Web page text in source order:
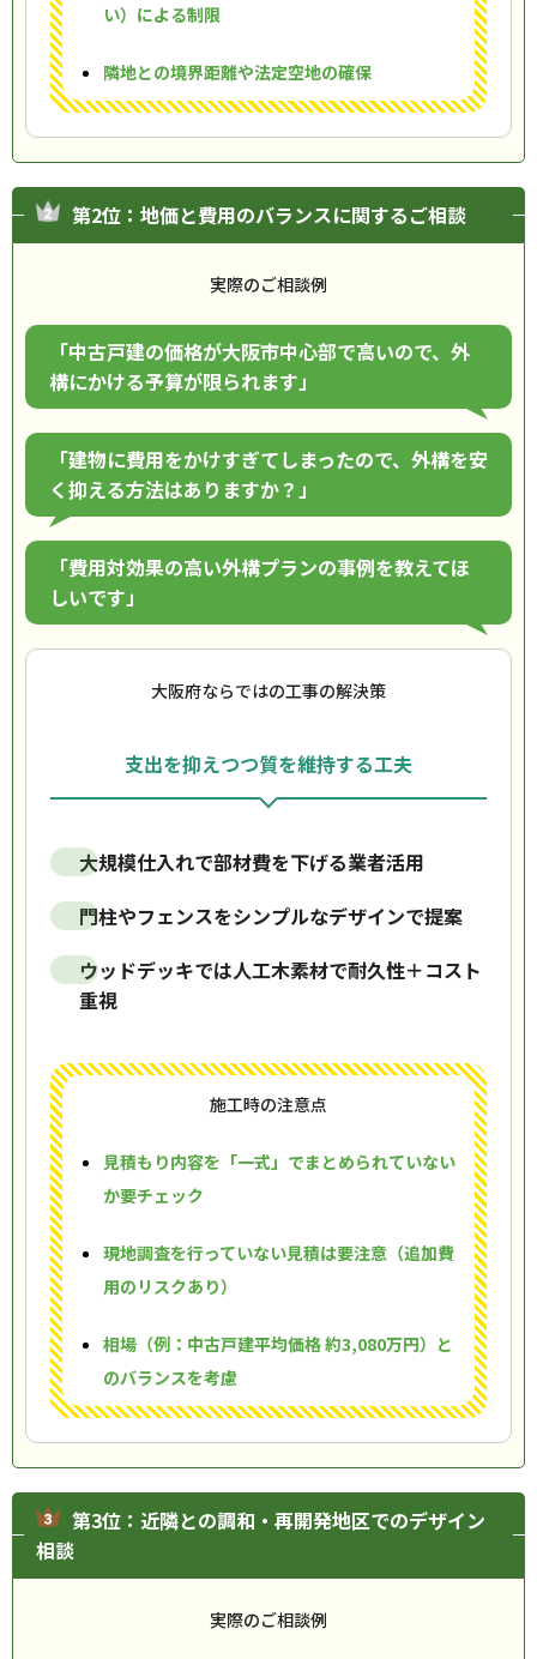
い）による制限
隣地との境界距離や法定空地の確保
第2位：地価と費用のバランスに関するご相談
実際のご相談例
「中古戸建の価格が大阪市中心部で高いので、外
構にかける予算が限られます」
「建物に費用をかけすぎてしまったので、外構を安
く抑える方法はありますか？」
「費用対効果の高い外構プランの事例を教えてほ
しいです」
大阪府ならではの工事の解決策
支出を抑えつつ質を維持する工夫
大規模仕入れで部材費を下げる業者活用
門柱やフェンスをシンプルなデザインで提案
ウッドデッキでは人工木素材で耐久性＋コスト
重視
施工時の注意点
見積もり内容を「一式」でまとめられていない
か要チェック
現地調査を行っていない見積は要注意（追加費
用のリスクあり）
相場（例：中古戸建平均価格 約3,080万円）と
のバランスを考慮
第3位：近隣との調和・再開発地区でのデザイン
相談
実際のご相談例